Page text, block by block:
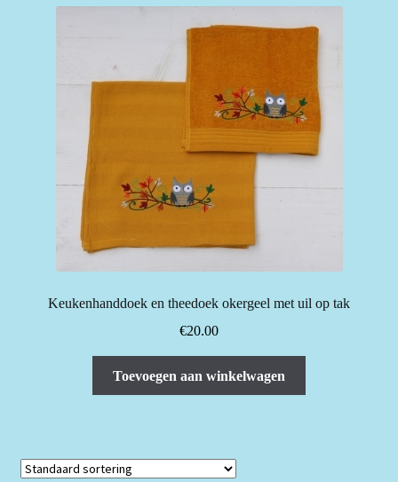
Keukenhanddoek en theedoek okergeel met uil op tak
€20.00
Toevoegen aan winkelwagen